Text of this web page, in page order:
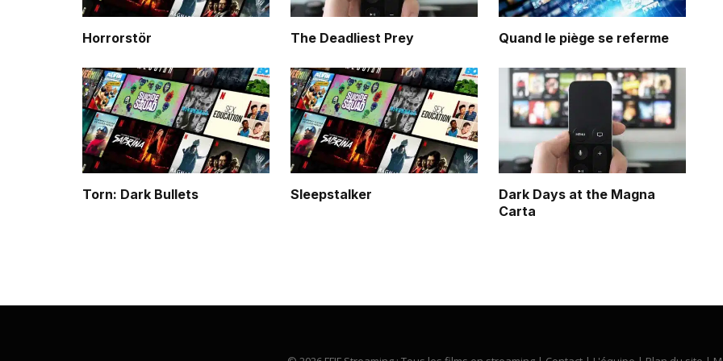
Horrorstör The Deadliest Prey Quand le piège se referme
Torn: Dark Bullets Sleepstalker
Dark Days at the Magna
Carta